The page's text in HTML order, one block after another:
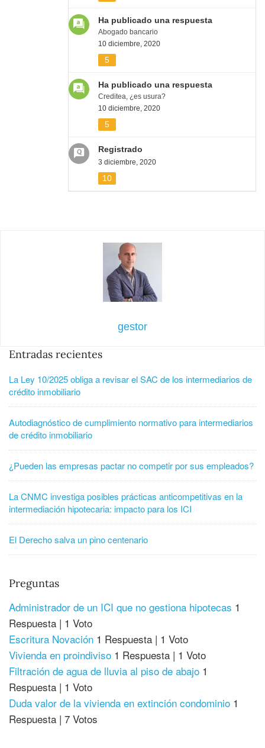
Ha publicado una respuesta
Abogado bancario
10 diciembre, 2020
5
Ha publicado una respuesta
Creditea, ¿es usura?
10 diciembre, 2020
5
Registrado
3 diciembre, 2020
10
gestor
Entradas recientes
La Ley 10/2025 obliga a revisar el SAC de los intermediarios de
crédito inmobiliario
Autodiagnóstico de cumplimiento normativo para intermediarios
de crédito inmobiliario
¿Pueden las empresas pactar no competir por sus empleados?
La CNMC investiga posibles prácticas anticompetitivas en la
intermediación hipotecaria: impacto para los ICI
El Derecho salva un pino centenario
Preguntas
Administrador de un ICI que no gestiona hipotecas 1
Respuesta | 1 Voto
Escritura Novación 1 Respuesta | 1 Voto
Vivienda en proindiviso 1 Respuesta | 1 Voto
Filtración de agua de lluvia al piso de abajo 1
Respuesta | 1 Voto
Duda valor de la vivienda en extinción condominio 1
Respuesta | 7 Votos